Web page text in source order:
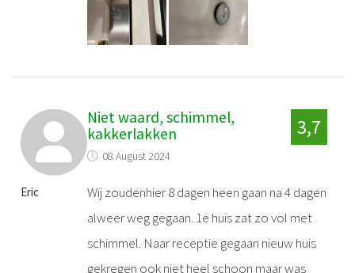
Eric
Niet waard, schimmel,
kakkerlakken
08 August 2024
3,7
Wij zoudenhier 8 dagen heen gaan na 4 dagen
alweer weg gegaan. 1e huis zat zo vol met
schimmel. Naar receptie gegaan nieuw huis
gekregen ook niet heel schoon maar was